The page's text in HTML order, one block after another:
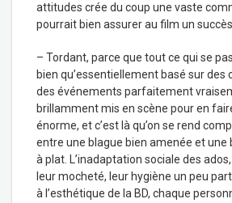
attitudes crée du coup une vaste
pourrait bien assurer au film un
– Tordant, parce que tout ce qui se
bien qu’essentiellement basé sur
des événements parfaitement
brillamment mis en scène pour en
énorme, et c’est là qu’on se rend
entre une blague bien amenée et une
à plat. L’inadaptation sociale des
leur mocheté, leur hygiène un peu
à l’esthétique de la BD, chaque